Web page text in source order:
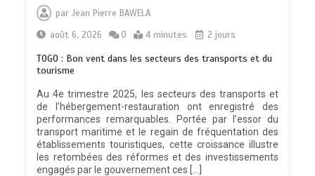
parJean Pierre BAWELA
août 6, 2026
0 4 minutes 2 jours
TOGO : Bon vent dans les secteurs des transports et du
tourisme
Au 4e trimestre 2025, les secteurs des transports et
de l’hébergement-restauration ont enregistré des
performances remarquables. Portée par l’essor du
transport maritime et le regain de fréquentation des
établissements touristiques, cette croissance illustre
les retombées des réformes et des investissements
engagés par le gouvernement ces […]